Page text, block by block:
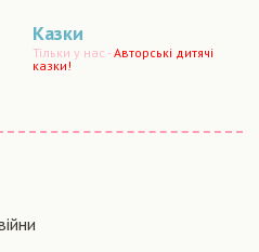
Казки
Тільки у нас -Авторські дитячі
казки!